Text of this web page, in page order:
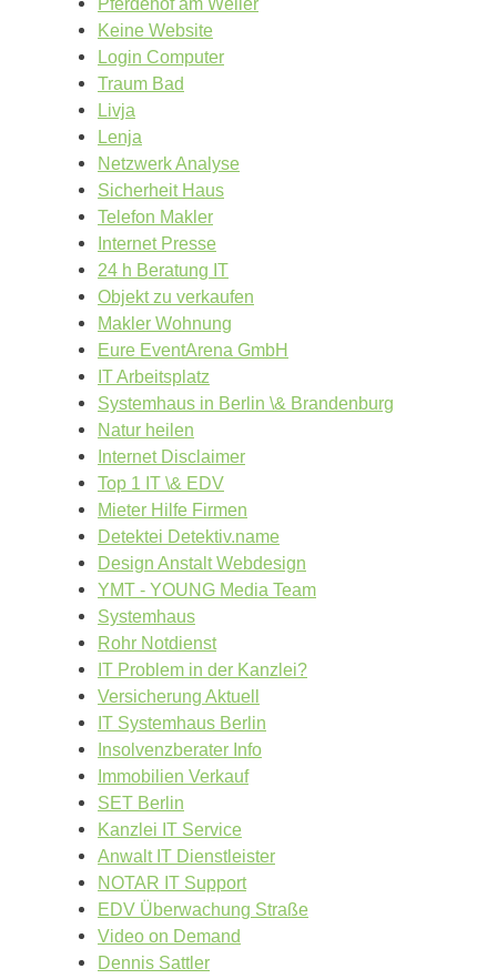
Pferdehof am Weiler
Keine Website
Login Computer
Traum Bad
Livja
Lenja
Netzwerk Analyse
Sicherheit Haus
Telefon Makler
Internet Presse
24 h Beratung IT
Objekt zu verkaufen
Makler Wohnung
Eure EventArena GmbH
IT Arbeitsplatz
Systemhaus in Berlin \& Brandenburg
Natur heilen
Internet Disclaimer
Top 1 IT \& EDV
Mieter Hilfe Firmen
Detektei Detektiv.name
Design Anstalt Webdesign
YMT - YOUNG Media Team
Systemhaus
Rohr Notdienst
IT Problem in der Kanzlei?
Versicherung Aktuell
IT Systemhaus Berlin
Insolvenzberater Info
Immobilien Verkauf
SET Berlin
Kanzlei IT Service
Anwalt IT Dienstleister
NOTAR IT Support
EDV Überwachung Straße
Video on Demand
Dennis Sattler